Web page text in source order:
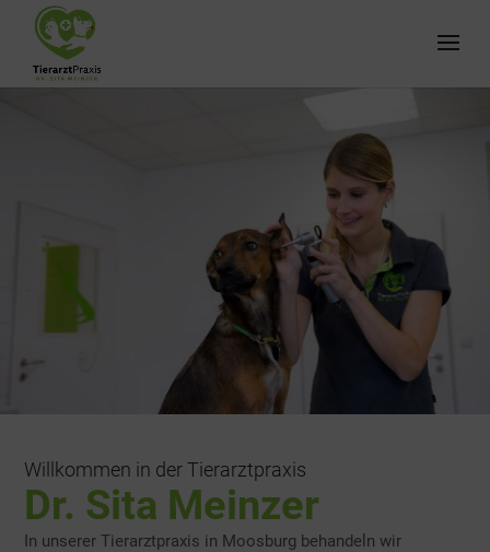
Willkommen in der Tierarztpraxis
Dr. Sita Meinzer
In unserer Tierarztpraxis in Moosburg behandeln wir